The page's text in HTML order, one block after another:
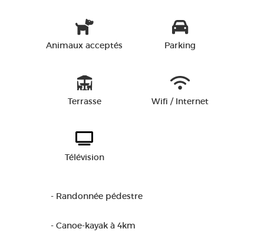
Animaux acceptés Parking
Terrasse Wifi / Internet
Télévision
- Randonnée pédestre
- Canoe-kayak à 4km